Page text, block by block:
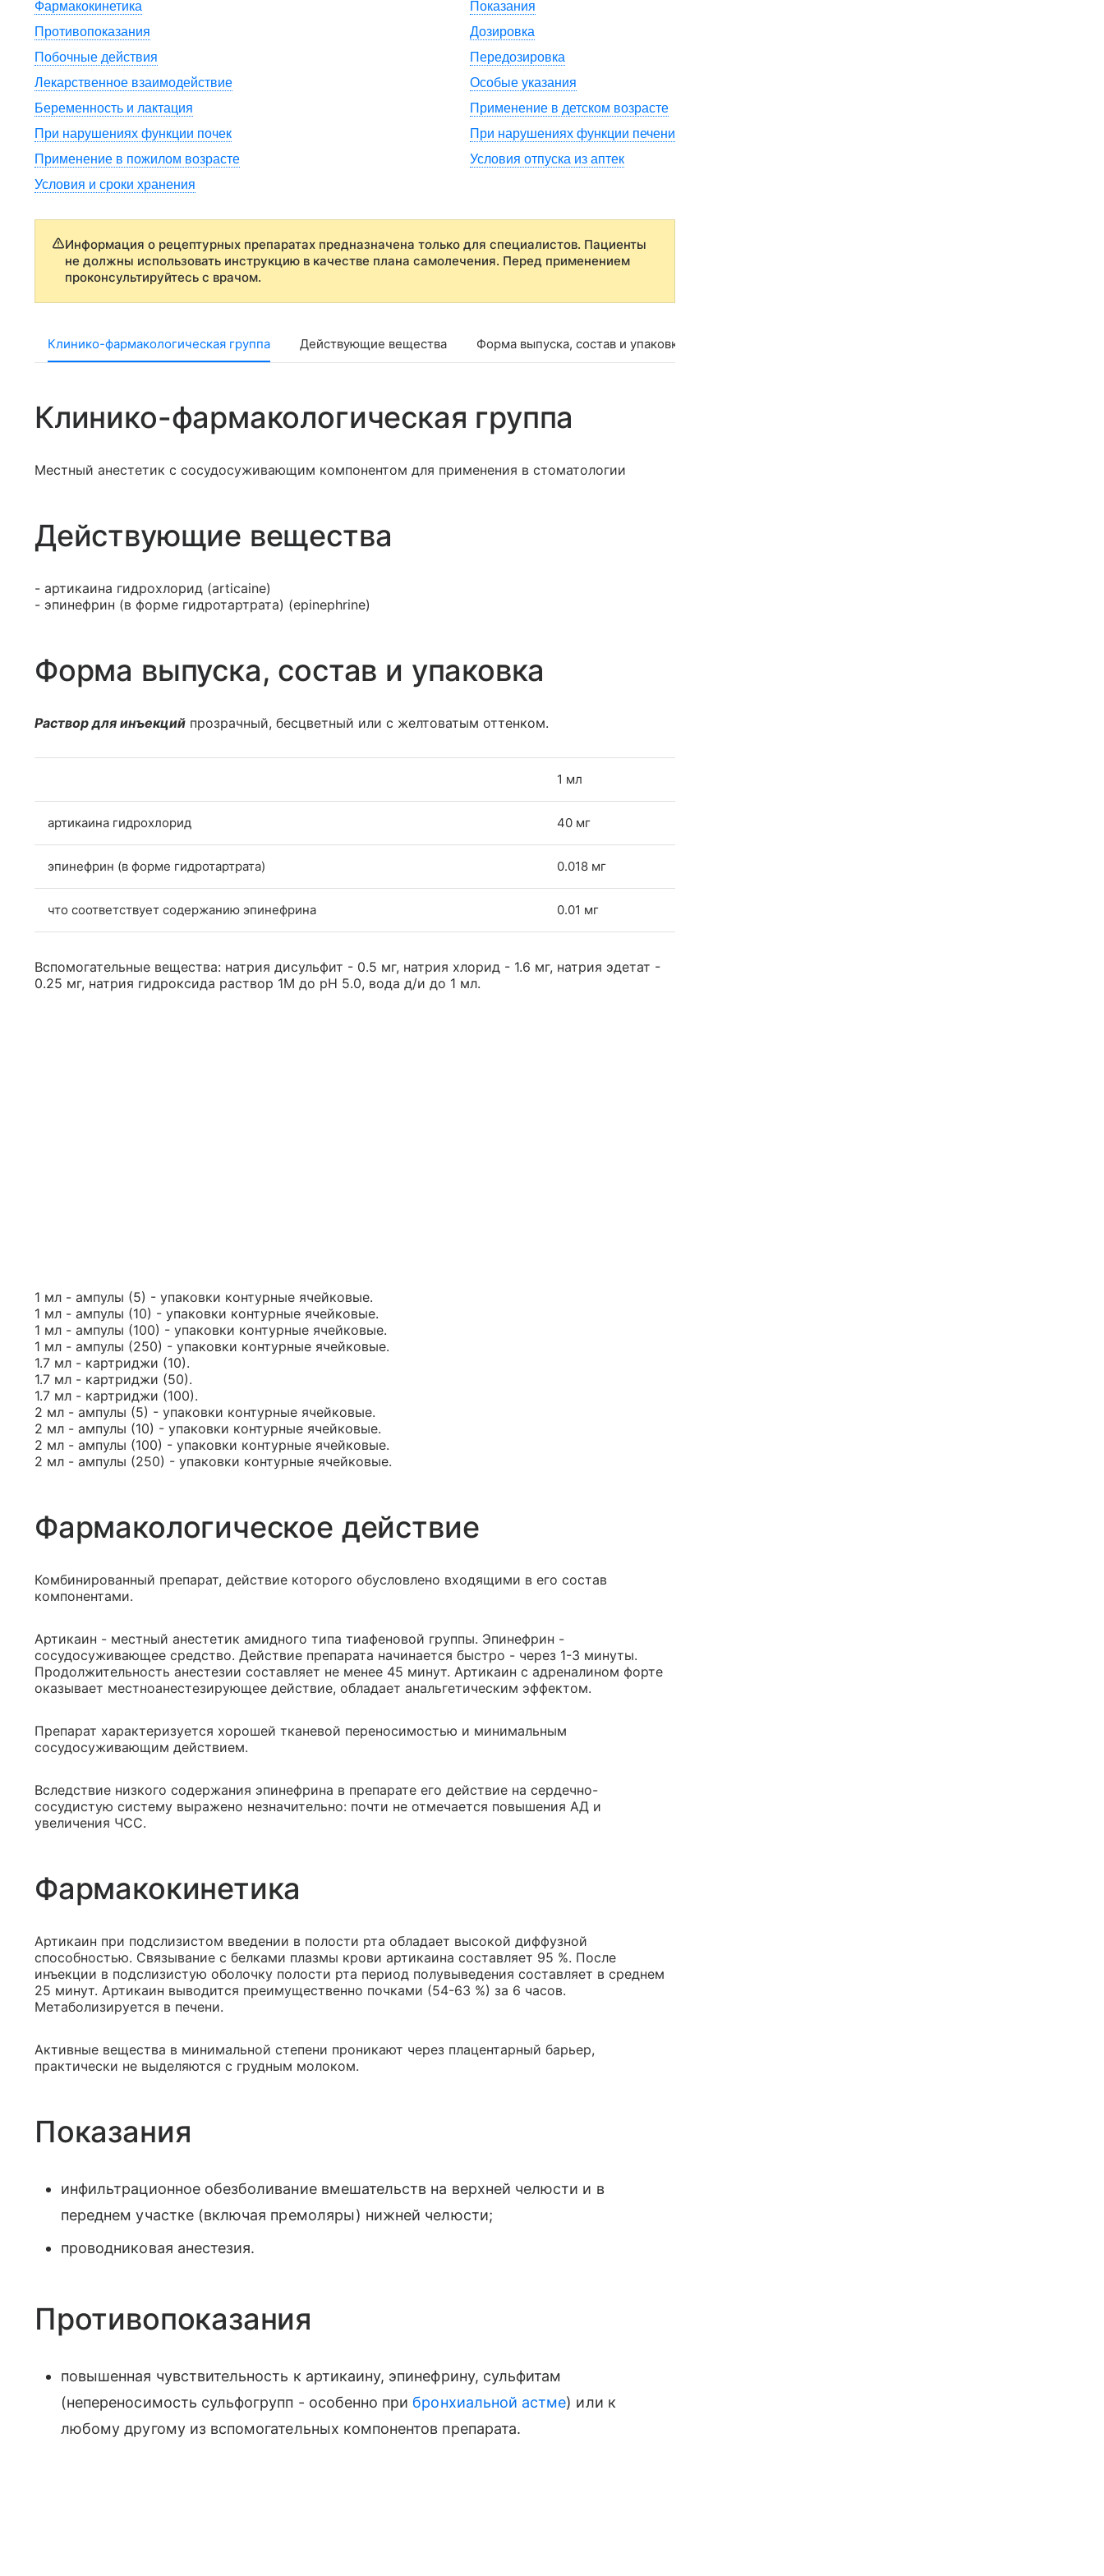
Фармакокинетика
Показания
Противопоказания
Дозировка
Побочные действия
Передозировка
Лекарственное взаимодействие
Особые указания
Беременность и лактация
Применение в детском возрасте
При нарушениях функции почек
При нарушениях функции печени
Применение в пожилом возрасте
Условия отпуска из аптек
Условия и сроки хранения
Информация о рецептурных препаратах предназначена только для специалистов. Пациенты
не должны использовать инструкцию в качестве плана самолечения. Перед применением
проконсультируйтесь с врачом.
Клинико-фармакологическая группа Действующие вещества Форма выпуска, состав и упаковка
Клинико-фармакологическая группа
Местный анестетик с сосудосуживающим компонентом для применения в стоматологии
Действующие вещества
- артикаина гидрохлорид (articaine)
- эпинефрин (в форме гидротартрата) (epinephrine)
Форма выпуска, состав и упаковка
Раствор для инъекций прозрачный, бесцветный или с желтоватым оттенком.
1 мл
артикаина гидрохлорид 40 мг
эпинефрин (в форме гидротартрата) 0.018 мг
что соответствует содержанию эпинефрина 0.01 мг
Вспомогательные вещества: натрия дисульфит - 0.5 мг, натрия хлорид - 1.6 мг, натрия эдетат -
0.25 мг, натрия гидроксида раствор 1М до pH 5.0, вода д/и до 1 мл.
1 мл - ампулы (5) - упаковки контурные ячейковые.
1 мл - ампулы (10) - упаковки контурные ячейковые.
1 мл - ампулы (100) - упаковки контурные ячейковые.
1 мл - ампулы (250) - упаковки контурные ячейковые.
1.7 мл - картриджи (10).
1.7 мл - картриджи (50).
1.7 мл - картриджи (100).
2 мл - ампулы (5) - упаковки контурные ячейковые.
2 мл - ампулы (10) - упаковки контурные ячейковые.
2 мл - ампулы (100) - упаковки контурные ячейковые.
2 мл - ампулы (250) - упаковки контурные ячейковые.
Фармакологическое действие
Комбинированный препарат, действие которого обусловлено входящими в его состав
компонентами.
Артикаин - местный анестетик амидного типа тиафеновой группы. Эпинефрин -
сосудосуживающее средство. Действие препарата начинается быстро - через 1-3 минуты.
Продолжительность анестезии составляет не менее 45 минут. Артикаин с адреналином форте
оказывает местноанестезирующее действие, обладает анальгетическим эффектом.
Препарат характеризуется хорошей тканевой переносимостью и минимальным
сосудосуживающим действием.
Вследствие низкого содержания эпинефрина в препарате его действие на сердечно-
сосудистую систему выражено незначительно: почти не отмечается повышения АД и
увеличения ЧСС.
Фармакокинетика
Артикаин при подслизистом введении в полости рта обладает высокой диффузной
способностью. Связывание с белками плазмы крови артикаина составляет 95 %. После
инъекции в подслизистую оболочку полости рта период полувыведения составляет в среднем
25 минут. Артикаин выводится преимущественно почками (54-63 %) за 6 часов.
Метаболизируется в печени.
Активные вещества в минимальной степени проникают через плацентарный барьер,
практически не выделяются с грудным молоком.
Показания
инфильтрационное обезболивание вмешательств на верхней челюсти и в
переднем участке (включая премоляры) нижней челюсти;
проводниковая анестезия.
Противопоказания
повышенная чувствительность к артикаину, эпинефрину, сульфитам
(непереносимость сульфогрупп - особенно при бронхиальной астме) или к
любому другому из вспомогательных компонентов препарата.